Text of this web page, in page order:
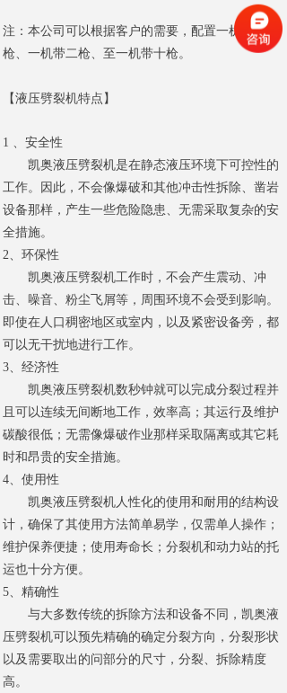
注：本公司可以根据客户的需要，配置一机带一
枪、一机带二枪、至一机带十枪。
【液压劈裂机特点 】
1 、安全性
凯奥液压劈裂机是在静态液压环境下可控性的
工作。因此，不会像爆破和其他冲击性拆除、凿岩
设备那样，产生一些危险隐患、无需采取复杂的安
全措施。
2、环保性
凯奥液压劈裂机工作时，不会产生震动、冲
击、噪音、粉尘飞屑等，周围环境不会受到影响。
即使在人口稠密地区或室内，以及紧密设备旁，都
可以无干扰地进行工作。
3、经济性
凯奥液压劈裂机数秒钟就可以完成分裂过程并
且可以连续无间断地工作，效率高；其运行及维护
碳酸很低；无需像爆破作业那样采取隔离或其它耗
时和昂贵的安全措施。
4、使用性
凯奥液压劈裂机人性化的使用和耐用的结构设
计，确保了其使用方法简单易学，仅需单人操作；
维护保养便捷；使用寿命长；分裂机和动力站的托
运也十分方便。
5、精确性
与大多数传统的拆除方法和设备不同，凯奥液
压劈裂机可以预先精确的确定分裂方向，分裂形状
以及需要取出的问部分的尺寸，分裂、拆除精度
高。